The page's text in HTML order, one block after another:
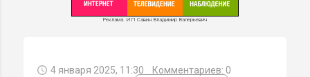
Реклама. ИП Савин Владимир Валерьевич
4 января 2025, 11:30 Комментариев: 0